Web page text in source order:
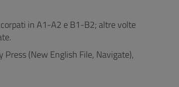
in A1-A2 e B1-B2; altre volte
(New English File, Navigate),